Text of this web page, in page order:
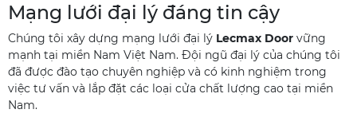
Mạng lưới đại lý đáng tin cậy
Chúng tôi xây dựng mạng lưới đại lý Lecmax Door vững
mạnh tại miền Nam Việt Nam. Đội ngũ đại lý của chúng tôi
đã được đào tạo chuyên nghiệp và có kinh nghiệm trong
việc tư vấn và lắp đặt các loại cửa chất lượng cao tại miền
Nam.